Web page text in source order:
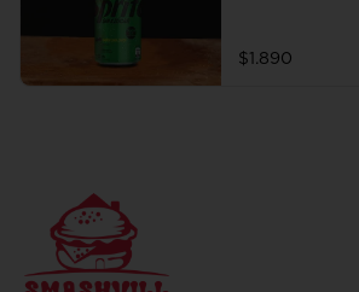
$1.890